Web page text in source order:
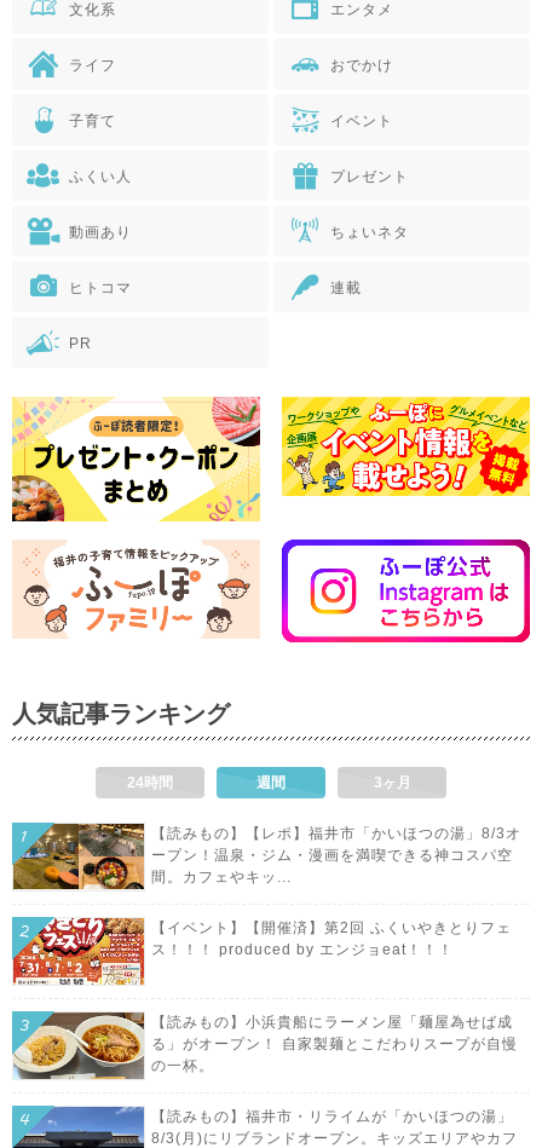
文化系 エンタメ
ライフ おでかけ
子育て イベント
ふくい人 プレゼント
動画あり ちょいネタ
ヒトコマ 連載
PR
人気記事ランキング
24時間 週間 3ヶ月
【読みもの】【レポ】福井市「かいほつの湯」8/3オ
ープン！温泉・ジム・漫画を満喫できる神コスパ空
間。カフェやキッ...
【イベント】【開催済】第2回 ふくいやきとりフェ
ス！！！ produced by エンジョeat！！！
【読みもの】小浜貴船にラーメン屋「麺屋為せば成
る」がオープン！ 自家製麺とこだわりスープが自慢
の一杯。
【読みもの】福井市・リライムが「かいほつの湯」
8/3(月)にリブランドオープン。キッズエリアやカフ